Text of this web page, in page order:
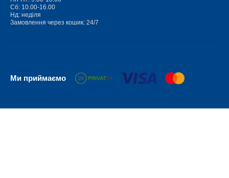
Сб: 10.00-16.00
Нд: неділя
Замовлення через кошик: 24/7
Ми приймаємо